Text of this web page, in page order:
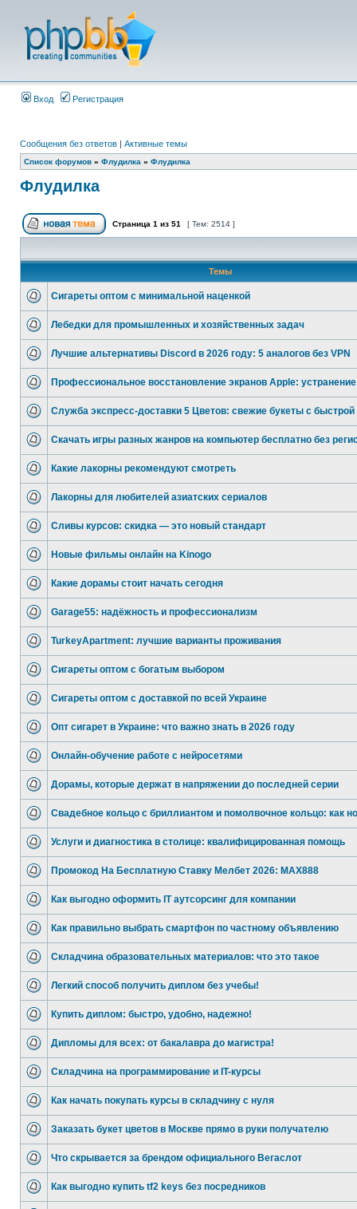
Вход Регистрация
Сообщения без ответов | Активные темы
Список форумов » Флудилка » Флудилка
Флудилка
Страница 1 из 51 [ Тем: 2514 ]
Темы
Сигареты оптом с минимальной наценкой
Лебедки для промышленных и хозяйственных задач
Лучшие альтернативы Discord в 2026 году: 5 аналогов без VPN
Профессиональное восстановление экранов Apple:
Служба экспресс-доставки 5 Цветов: свежие букеты с быстрой
Скачать игры разных жанров на компьютер бесплатно без
Какие лакорны рекомендуют смотреть
Лакорны для любителей азиатских сериалов
Сливы курсов: скидка — это новый стандарт
Новые фильмы онлайн на Kinogo
Какие дорамы стоит начать сегодня
Garage55: надёжность и профессионализм
TurkeyApartment: лучшие варианты проживания
Сигареты оптом с богатым выбором
Сигареты оптом с доставкой по всей Украине
Опт сигарет в Украине: что важно знать в 2026 году
Онлайн-обучение работе с нейросетями
Дорамы, которые держат в напряжении до последней серии
Свадебное кольцо с бриллиантом и помолвочное кольцо: как
Услуги и диагностика в столице: квалифицированная помощь
Промокод На Бесплатную Ставку Мелбет 2026: MAX888
Как выгодно оформить IT аутсорсинг для компании
Как правильно выбрать смартфон по частному объявлению
Складчина образовательных материалов: что это такое
Легкий способ получить диплом без учебы!
Купить диплом: быстро, удобно, надежно!
Дипломы для всех: от бакалавра до магистра!
Складчина на программирование и IT-курсы
Как начать покупать курсы в складчину с нуля
Заказать букет цветов в Москве прямо в руки получателю
Что скрывается за брендом официального Вегаслот
Как выгодно купить tf2 keys без посредников